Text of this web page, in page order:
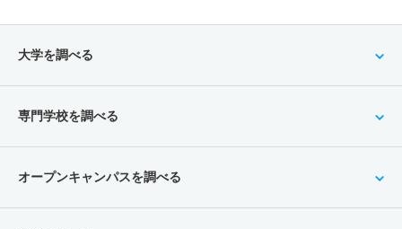
大学を調べる
専門学校を調べる
オープンキャンパスを調べる